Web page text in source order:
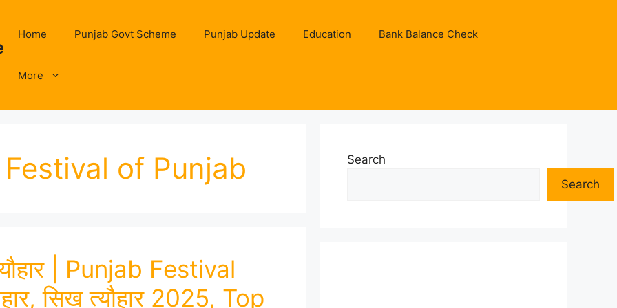
Home Punjab Govt Scheme Punjab Update Education Bank Balance Check
More
of Punjab
| Punjab Festival
सिख त्यौहार 2025, Top
Search
Search